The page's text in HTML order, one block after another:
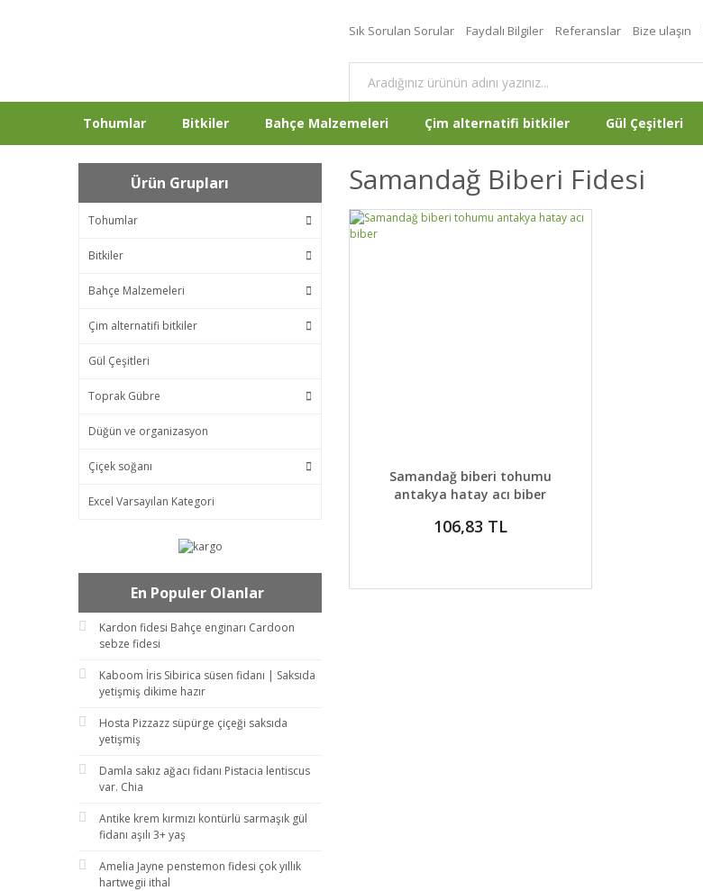
Sık Sorulan Sorular Faydalı Bilgiler Referanslar Bize ulaşın
Tohumlar Bitkiler Bahçe Malzemeleri Çim alternatifi bitkiler Gül Çeşitleri
Ürün Grupları
Tohumlar
Bitkiler
Bahçe Malzemeleri
Çim alternatifi bitkiler
Gül Çeşitleri
Toprak Gübre
Düğün ve organizasyon
Çiçek soğanı
Excel Varsayılan Kategori
En Populer Olanlar
Kardon fidesi Bahçe enginarı Cardoon
sebze fidesi
Kaboom İris Sibirica süsen fidanı | Saksıda
yetişmiş dikime hazır
Hosta Pizzazz süpürge çiçeği saksıda
yetişmiş
Damla sakız ağacı fidanı Pistacia lentiscus
var. Chia
Antike krem kırmızı kontürlü sarmaşık gül
fidanı aşılı 3+ yaş
Amelia Jayne penstemon fidesi çok yıllık
hartwegii ithal
Samandağ Biberi Fidesi
DETAYLAR GELİNCE HABER VER
Samandağ biberi tohumu
antakya hatay acı biber
106,83 TL